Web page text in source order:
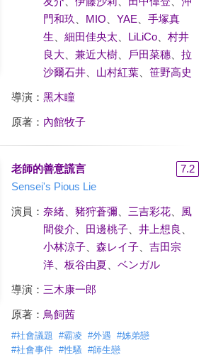
門和玖
MIO YAE
手塚真
生
細田佳央太 LiLiCo、 村井
良大、 兼近大樹、 戶田菜穗、 拉
沙爾石井、 山村紅葉、 笹野高史
導演： 黑木瞳
原著： 內館牧子
老師的善意謊言
7.2
Sensei's Pious Lie
演員： 奈緒、 豬狩蒼彌、 三吉彩花、
風
間俊介
田邊桃子、 井上想良
小林涼子、 森レイ子、 吉田宗
洋、 板谷由夏 ベンガル
導演： 三木康一郎
原著： 鳥飼茜
#社會議題 #霸凌 #外遇 #姊弟戀
#社會事件 #性騷 #師生戀